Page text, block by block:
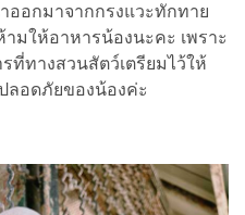
ออกมาจากกรงแวะทักทาย
มให้อาหารน้องนะคะ เพราะ
ที่ทางสวนสัตว์เตรียมไว้ให้
ลอดภัยของน้องค่ะ